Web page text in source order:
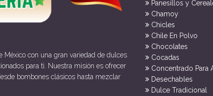
México con una gran variedad de dulces
para ti. Nuestra misión es ofrecer
bombones clásicos hasta mezclar
Panesillos y
Chamoy
Chicles
Chile En Polvo
Chocolates
Cocadas
Concentrado Para
Desechables
Dulce Tradicional